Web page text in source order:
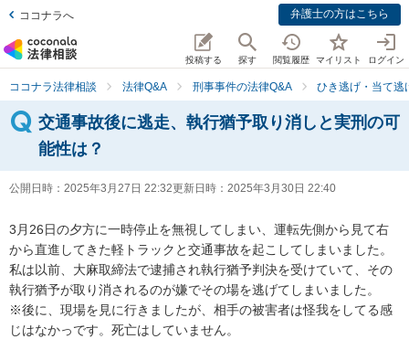
ココナラへ 弁護士の方はこちら
投稿する 探す 閲覧履歴 マイリスト ログイン
ココナラ法律相談 法律Q&A 刑事事件の法律Q&A ひき逃げ・当て逃
交通事故後に逃走、執行猶予取り消しと実刑の可
能性は？
公開日時： 2025年3月27日 22:32更新日時： 2025年3月30日 22:40
3月26日の夕方に一時停止を無視してしまい、運転先側から見て右
から直進してきた軽トラックと交通事故を起こしてしまいました。
私は以前、大麻取締法で逮捕され執行猶予判決を受けていて、その
執行猶予が取り消されるのが嫌でその場を逃げてしまいました。
※後に、現場を見に行きましたが、相手の被害者は怪我をしてる感
じはなかっです。死亡はしていません。